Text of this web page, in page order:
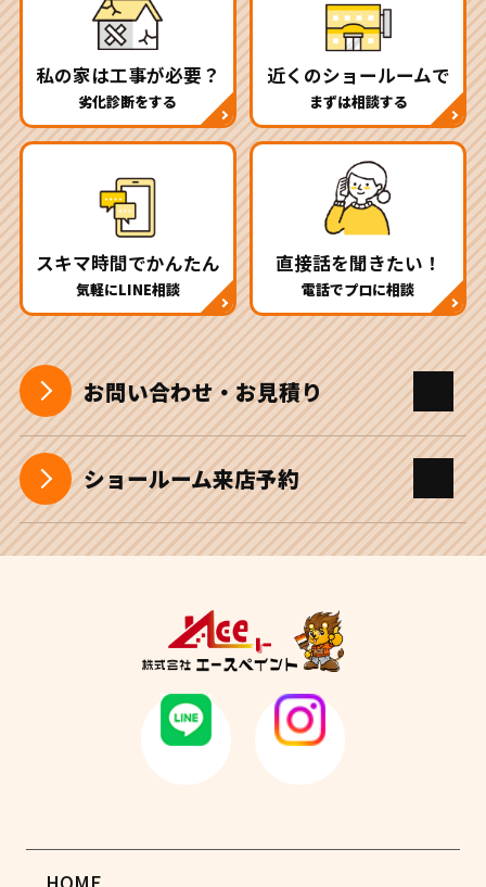
私の家は工事が必要？
劣化診断をする
近くのショールームで
まずは相談する
スキマ時間でかんたん
気軽にLINE相談
直接話を聞きたい！
電話でプロに相談
お問い合わせ・お見積り
ショールーム来店予約